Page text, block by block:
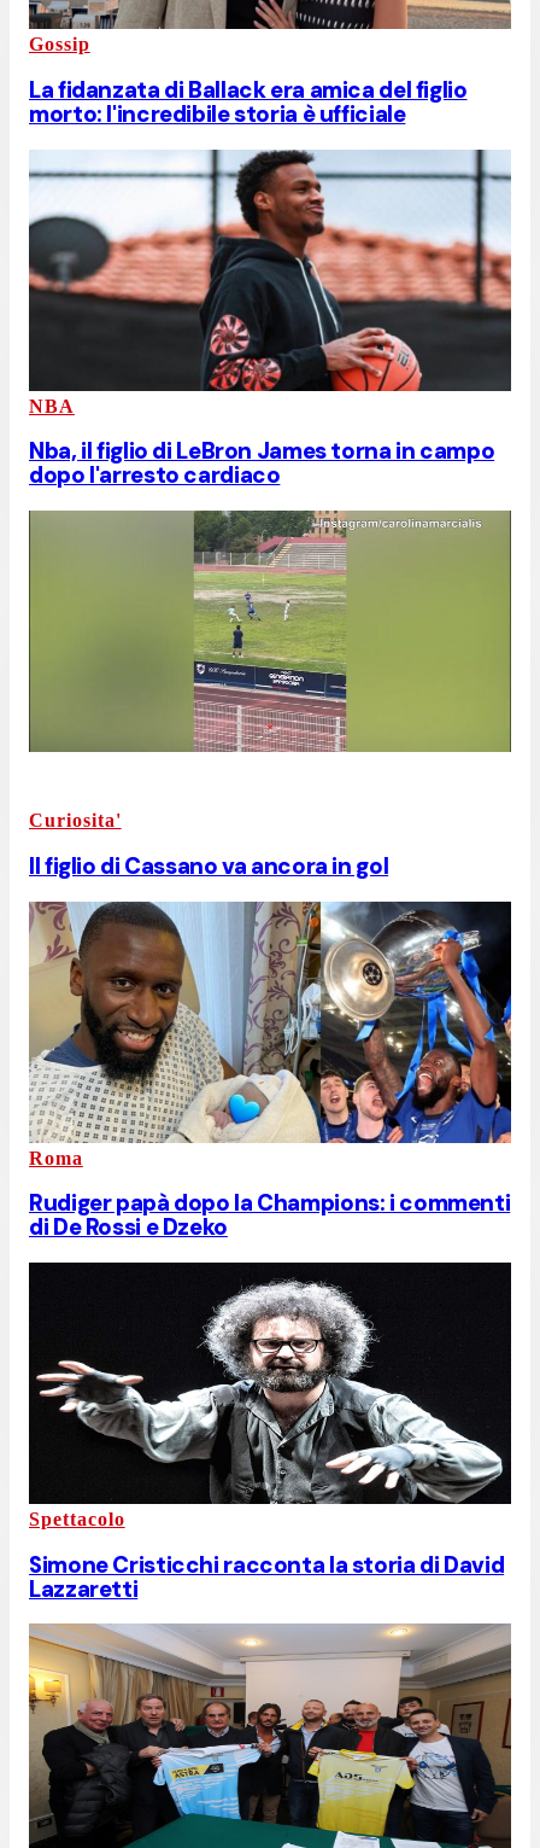
Gossip
La fidanzata di Ballack era amica del figlio
morto: l'incredibile storia è ufficiale
NBA
Nba, il figlio di LeBron James torna in campo
dopo l'arresto cardiaco
Curiosita'
Il figlio di Cassano va ancora in gol
Roma
Rudiger papà dopo la Champions: i commenti
di De Rossi e Dzeko
Spettacolo
Simone Cristicchi racconta la storia di David
Lazzaretti